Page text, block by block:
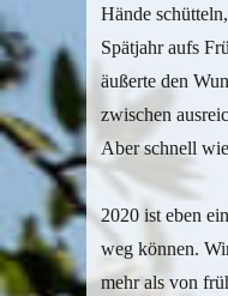
Hände
Spätjahr aufs
äußerte den
zwischen
Aber schnell
2020 ist eben
weg können.
mehr als von